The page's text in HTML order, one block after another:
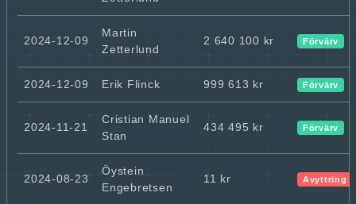
2024-12-09
Martin
Zetterlund
2 640 100 kr Förvärv
2024-12-09 Erik Flinck 999 613 kr Förvärv
2024-11-21
Cristian Manuel
Stan
434 495 kr Förvärv
2024-08-23
Öystein
Engebretsen
11 kr Avyttring